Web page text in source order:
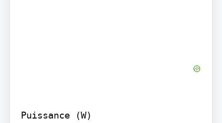
Puissance (W)